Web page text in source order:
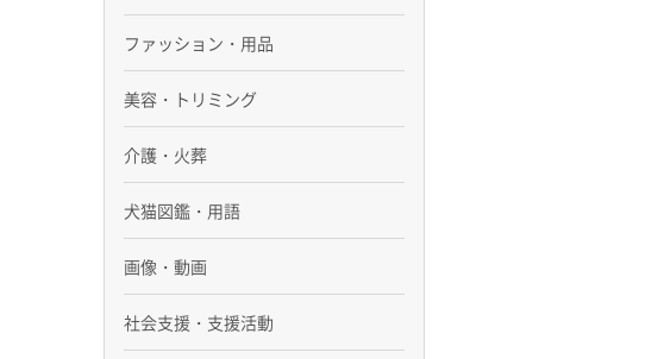
ファッション・用品
美容・トリミング
介護・火葬
犬猫図鑑・用語
画像・動画
社会支援・支援活動